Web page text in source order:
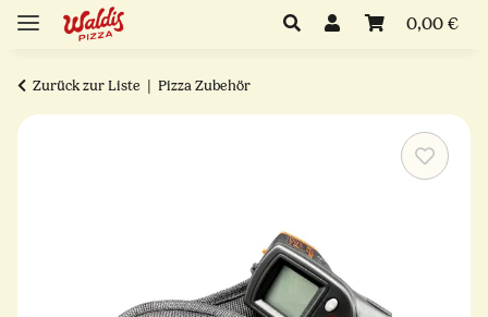
0,00 €
Zurück zur Liste Pizza Zubehör